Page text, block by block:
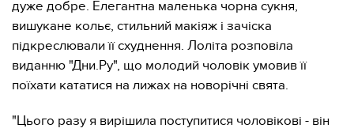
дуже добре. Елегантна маленька чорна сукня,
вишукане кольє, стильний макіяж і зачіска
підкреслювали її схуднення. Лоліта розповіла
виданню "Дни.Ру", що молодий чоловік умовив її
поїхати кататися на лижах на новорічні свята.
"Цього разу я вирішила поступитися чоловікові - він